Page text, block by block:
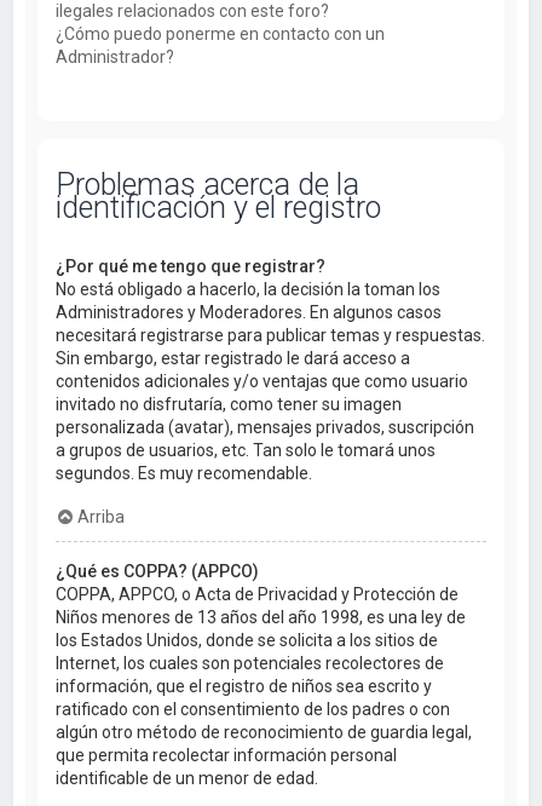
ilegales relacionados con este foro?
¿Cómo puedo ponerme en contacto con un
Administrador?
Problemas acerca de la
identificación y el registro
¿Por qué me tengo que registrar?
No está obligado a hacerlo, la decisión la toman los
Administradores y Moderadores. En algunos casos
necesitará registrarse para publicar temas y respuestas.
Sin embargo, estar registrado le dará acceso a
contenidos adicionales y/o ventajas que como usuario
invitado no disfrutaría, como tener su imagen
personalizada (avatar), mensajes privados, suscripción
a grupos de usuarios, etc. Tan solo le tomará unos
segundos. Es muy recomendable.
Arriba
¿Qué es COPPA? (APPCO)
COPPA, APPCO, o Acta de Privacidad y Protección de
Niños menores de 13 años del año 1998, es una ley de
los Estados Unidos, donde se solicita a los sitios de
Internet, los cuales son potenciales recolectores de
información, que el registro de niños sea escrito y
ratificado con el consentimiento de los padres o con
algún otro método de reconocimiento de guardia legal,
que permita recolectar información personal
identificable de un menor de edad.